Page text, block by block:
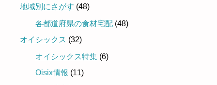
地域別にさがす (48)
各都道府県の食材宅配 (48)
オイシックス (32)
オイシックス特集 (6)
Oisix情報 (11)